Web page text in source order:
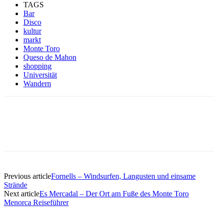
TAGS
Bar
Disco
kultur
markt
Monte Toro
Queso de Mahon
shopping
Universität
Wandern
Previous articleFornells – Windsurfen, Langusten und einsame
Strände
Next articleEs Mercadal – Der Ort am Fuße des Monte Toro
Menorca Reiseführer